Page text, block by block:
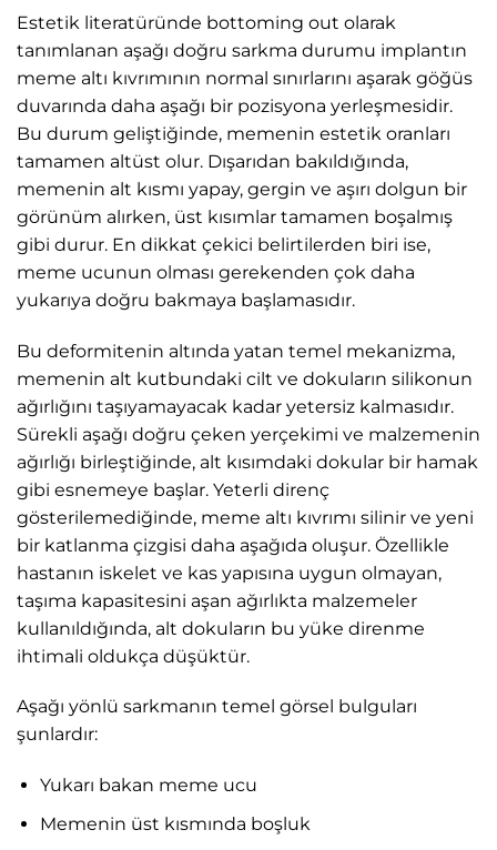
Estetik literatüründe bottoming out olarak
tanımlanan aşağı doğru sarkma durumu implantın
meme altı kıvrımının normal sınırlarını aşarak göğüs
duvarında daha aşağı bir pozisyona yerleşmesidir.
Bu durum geliştiğinde, memenin estetik oranları
tamamen altüst olur. Dışarıdan bakıldığında,
memenin alt kısmı yapay, gergin ve aşırı dolgun bir
görünüm alırken, üst kısımlar tamamen boşalmış
gibi durur. En dikkat çekici belirtilerden biri ise,
meme ucunun olması gerekenden çok daha
yukarıya doğru bakmaya başlamasıdır.
Bu deformitenin altında yatan temel mekanizma,
memenin alt kutbundaki cilt ve dokuların silikonun
ağırlığını taşıyamayacak kadar yetersiz kalmasıdır.
Sürekli aşağı doğru çeken yerçekimi ve malzemenin
ağırlığı birleştiğinde, alt kısımdaki dokular bir hamak
gibi esnemeye başlar. Yeterli direnç
gösterilemediğinde, meme altı kıvrımı silinir ve yeni
bir katlanma çizgisi daha aşağıda oluşur. Özellikle
hastanın iskelet ve kas yapısına uygun olmayan,
taşıma kapasitesini aşan ağırlıkta malzemeler
kullanıldığında, alt dokuların bu yüke direnme
ihtimali oldukça düşüktür.
Aşağı yönlü sarkmanın temel görsel bulguları
şunlardır:
Yukarı bakan meme ucu
Memenin üst kısmında boşluk